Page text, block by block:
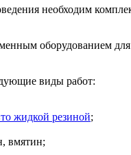
необходим
оборудованием
виды работ:
жидкой резиной;
вмятин;